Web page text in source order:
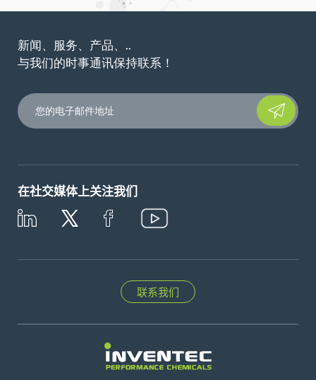
新闻、服务、产品、..
与我们的时事通讯保持联系！
Please
在社交媒体上关注我们
联系我们